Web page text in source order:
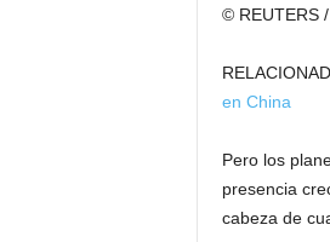
© REUTERS
en China
Pero los
presencia
cabeza de